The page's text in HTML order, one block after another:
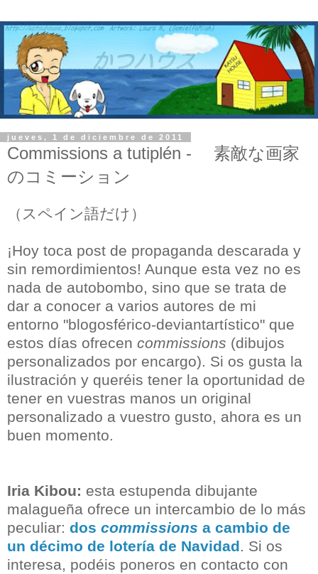
jueves, 1 de diciembre de 2011
Commissions a tutiplén - 素敵な画家
のコミーション
（スペイン語だけ）
¡Hoy toca post de propaganda descarada y
sin remordimientos! Aunque esta vez no es
nada de autobombo, sino que se trata de
dar a conocer a varios autores de mi
entorno "blogosférico-deviantartístico" que
estos días ofrecen commissions (dibujos
personalizados por encargo). Si os gusta la
ilustración y queréis tener la oportunidad de
tener en vuestras manos un original
personalizado a vuestro gusto, ahora es un
buen momento.
Iria Kibou: esta estupenda dibujante
malagueña ofrece un intercambio de lo más
peculiar: dos commissions a cambio de
un décimo de lotería de Navidad. Si os
interesa, podéis poneros en contacto con